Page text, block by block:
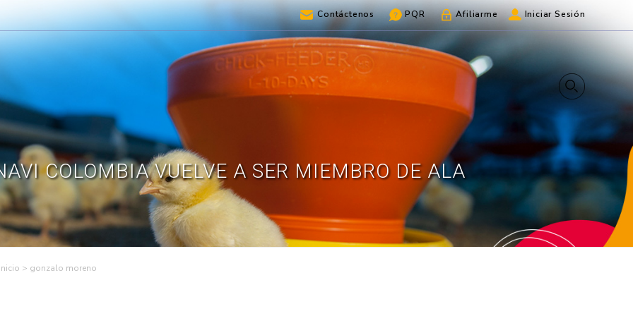
Contáctenos PQR Afiliarme Iniciar Sesión
COLOMBIA VUELVE A SER MIEMBRO DE ALA
> gonzalo moreno